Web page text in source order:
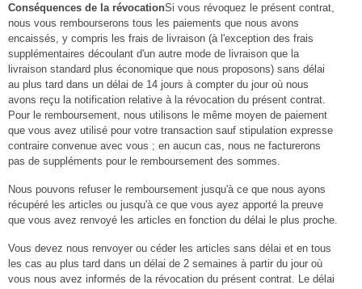
Conséquences de la révocationSi vous révoquez le présent contrat,
nous vous rembourserons tous les paiements que nous avons
encaissés, y compris les frais de livraison (à l'exception des frais
supplémentaires découlant d'un autre mode de livraison que la
livraison standard plus économique que nous proposons) sans délai
au plus tard dans un délai de 14 jours à compter du jour où nous
avons reçu la notification relative à la révocation du présent contrat.
Pour le remboursement, nous utilisons le même moyen de paiement
que vous avez utilisé pour votre transaction sauf stipulation expresse
contraire convenue avec vous ; en aucun cas, nous ne facturerons
pas de suppléments pour le remboursement des sommes.
Nous pouvons refuser le remboursement jusqu'à ce que nous ayons
récupéré les articles ou jusqu'à ce que vous ayez apporté la preuve
que vous avez renvoyé les articles en fonction du délai le plus proche.
Vous devez nous renvoyer ou céder les articles sans délai et en tous
les cas au plus tard dans un délai de 2 semaines à partir du jour où
vous nous avez informés de la révocation du présent contrat. Le délai